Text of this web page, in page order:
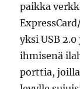
paikka
yksi USB
ihmisenä
porttia,